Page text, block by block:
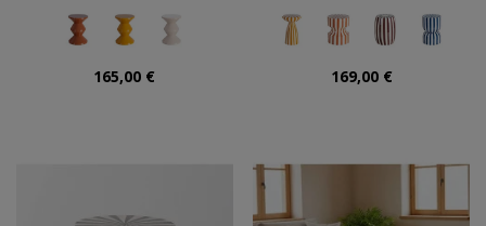
165,00 € 169,00 €